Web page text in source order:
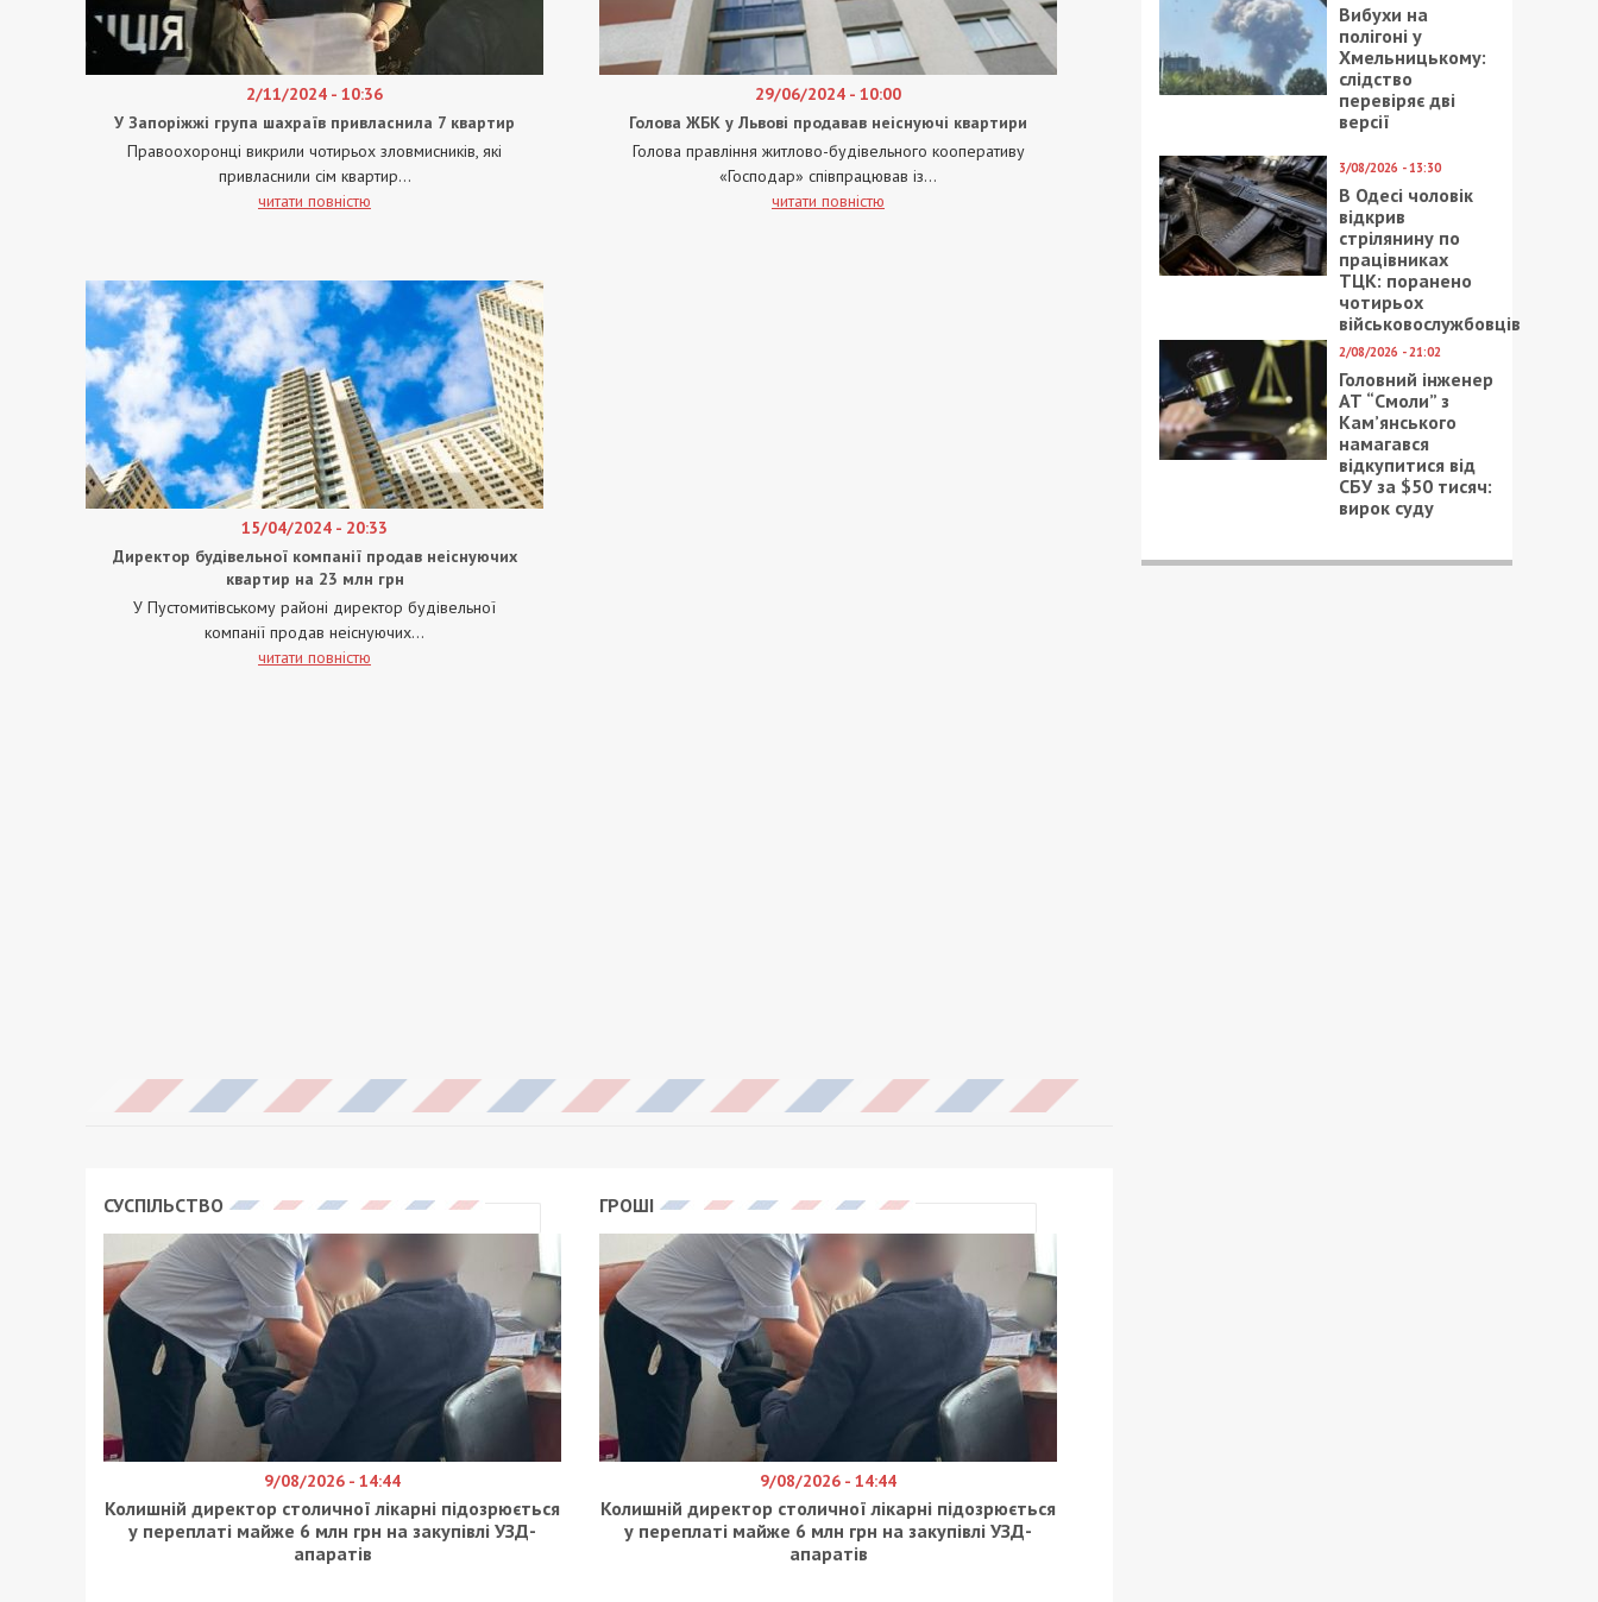
2/11/2024 - 10:36
У Запоріжжі група шахраїв привласнила 7 квартир
Правоохоронці викрили чотирьох зловмисників, які
привласнили сім квартир...
читати повністю
29/06/2024 - 10:00
Голова ЖБК у Львові продавав неіснуючі квартири
Голова правління житлово-будівельного кооперативу
«Господар» співпрацював із...
читати повністю
15/04/2024 - 20:33
Директор будівельної компанії продав неіснуючих
квартир на 23 млн грн
У Пустомитівському районі директор будівельної
компанії продав неіснуючих...
читати повністю
СУСПІЛЬСТВО
9/08/2026 - 14:44
Колишній директор столичної лікарні підозрюється
у переплаті майже 6 млн грн на закупівлі УЗД-
апаратів
ГРОШІ
9/08/2026 - 14:44
Колишній директор столичної лікарні підозрюється
у переплаті майже 6 млн грн на закупівлі УЗД-
апаратів
Вибухи на
полігоні у
Хмельницькому:
слідство
перевіряє дві
версії
3/08/2026 - 13:30
В Одесі чоловік
відкрив
стрілянину по
працівниках
ТЦК: поранено
чотирьох
військовослужбовців
2/08/2026 - 21:02
Головний інженер
АТ “Смоли” з
Кам’янського
намагався
відкупитися від
СБУ за $50 тисяч:
вирок суду